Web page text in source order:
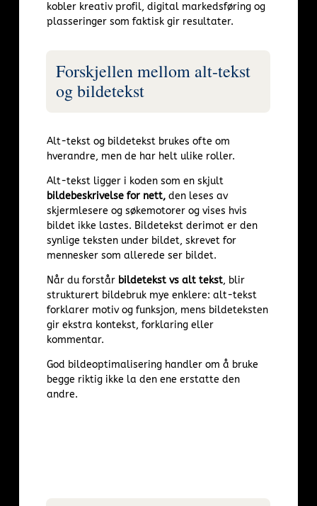
kobler kreativ profil, digital markedsføring og
plasseringer som faktisk gir resultater.
Forskjellen mellom alt-tekst
og bildetekst
Alt-tekst og bildetekst brukes ofte om
hverandre, men de har helt ulike roller.
Alt-tekst ligger i koden som en skjult
bildebeskrivelse for nett,den leses av
skjermlesere og søkemotorer og vises hvis
bildet ikke lastes. Bildetekst derimot er den
synlige teksten under bildet, skrevet for
mennesker som allerede ser bildet.
Når du forstår bildetekst vs alt tekst, blir
strukturert bildebruk mye enklere: alt-tekst
forklarer motiv og funksjon, mens bildeteksten
gir ekstra kontekst, forklaring eller
kommentar.
God bildeoptimalisering handler om å bruke
begge riktig ikke la den ene erstatte den
andre.